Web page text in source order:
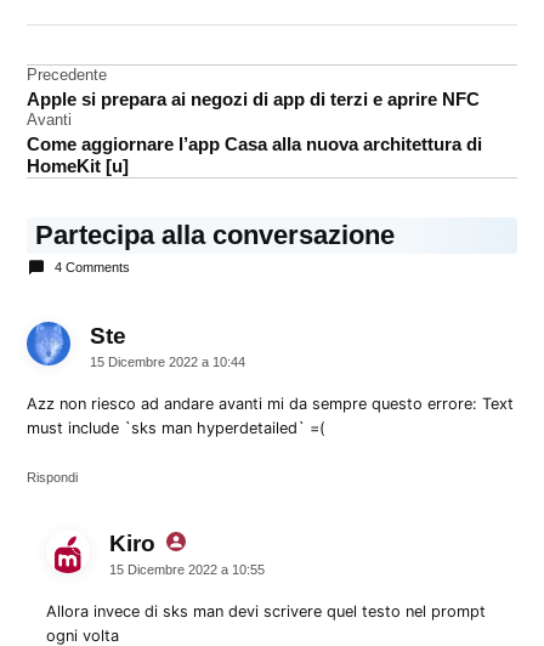
avatar
Navigazione
articoli
Precedente
Apple si prepara ai negozi di app di terzi e aprire NFC
Avanti
Come aggiornare l’app Casa alla nuova architettura di
HomeKit [u]
Partecipa alla conversazione
4 Comments
Ste
15 Dicembre 2022 a 10:44
Azz non riesco ad andare avanti mi da sempre questo errore: Text
must include `sks man hyperdetailed` =(
Rispondi
Kiro dice:
15 Dicembre 2022 a 10:55
Allora invece di sks man devi scrivere quel testo nel prompt
ogni volta